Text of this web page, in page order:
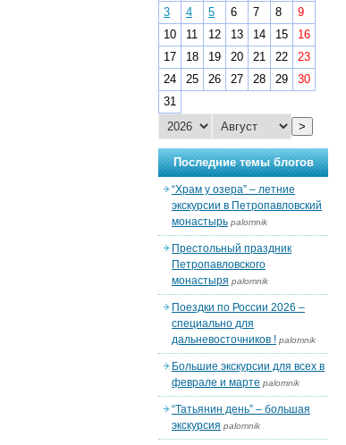
3
4 5 6 7 8
9
10
11 12 13 14 15
16
17
18 19 20 21 22
23
24
25 26 27 28 29
30
31
>
Последние темы блогов
“Храм у озера” – летние
экскурсии в Петропавловский
монастырь palomnik
Престольный праздник
Петропавловского
монастыря palomnik
Поездки по России 2026 –
специально для
дальневосточников ! palomnik
Большие экскурсии для всех в
феврале и марте palomnik
“Татьянин день” – большая
экскурсия palomnik